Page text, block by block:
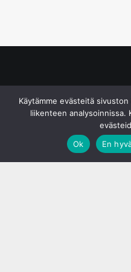
Käytämme evästeitä
liikenteen analysoinnissa.
Ok
En